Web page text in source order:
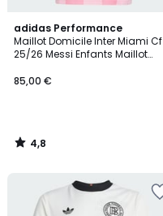
adidas Performance
Maillot Domicile Inter Miami Cf
25/26 Messi Enfants Maillot
Messi Enfants
85,00 €
4,8
/ 5
4,8
/